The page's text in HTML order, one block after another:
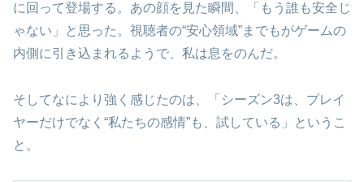
に回って登場する。あの顔を見た瞬間、「もう誰も安全じ
ゃない」と思った。視聴者の“安心領域”までもがゲームの
内側に引き込まれるようで、私は息をのんだ。
そしてなにより強く感じたのは、「シーズン3は、プレイ
ヤーだけでなく“私たちの感情”も、試している」というこ
と。